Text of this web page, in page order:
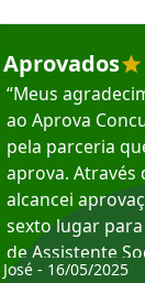
José
Aprovados
“Meus
ao Aprova
pela parceria
aprova. Através
alcancei
sexto lugar
de Assistente
Hoje estou
José - 16/05/2025